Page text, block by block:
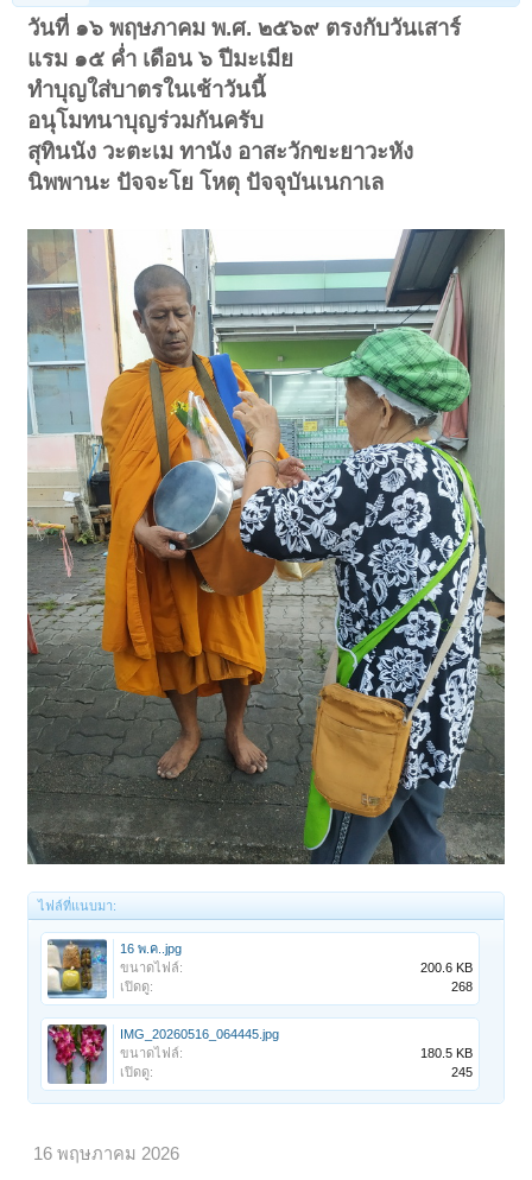
วันที่ ๑๖ พฤษภาคม พ.ศ. ๒๕๖๙ ตรงกับวันเสาร์
แรม ๑๕ ค่ำ เดือน ๖ ปีมะเมีย
ทำบุญใส่บาตรในเช้าวันนี้
อนุโมทนาบุญร่วมกันครับ
สุทินนัง วะตะเม ทานัง อาสะวักขะยาวะหัง
นิพพานะ ปัจจะโย โหตุ ปัจจุบันเนกาเล
ไฟล์ที่แนบมา:
16 พ.ค..jpg
ขนาดไฟล์:
200.6 KB
เปิดดู:
268
IMG_20260516_064445.jpg
ขนาดไฟล์:
180.5 KB
เปิดดู:
245
16 พฤษภาคม 2026